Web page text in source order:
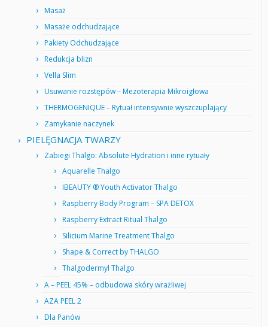
Masaż
Masaże odchudzające
Pakiety Odchudzające
Redukcja blizn
Vella Slim
Usuwanie rozstępów – Mezoterapia Mikroigłowa
THERMOGENIQUE – Rytuał intensywnie wyszczuplający
Zamykanie naczynek
PIELĘGNACJA TWARZY
Zabiegi Thalgo: Absolute Hydration i inne rytuały
Aquarelle Thalgo
IBEAUTY ® Youth Activator Thalgo
Raspberry Body Program – SPA DETOX
Raspberry Extract Ritual Thalgo
Silicium Marine Treatment Thalgo
Shape & Correct by THALGO
Thalgodermyl Thalgo
A – PEEL 45% – odbudowa skóry wrażliwej
AZA PEEL 2
Dla Panów